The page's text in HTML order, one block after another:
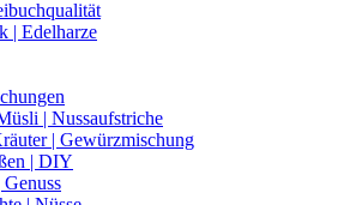
| Edelharze
| Nussaufstriche
| Gewürzmischung
| DIY